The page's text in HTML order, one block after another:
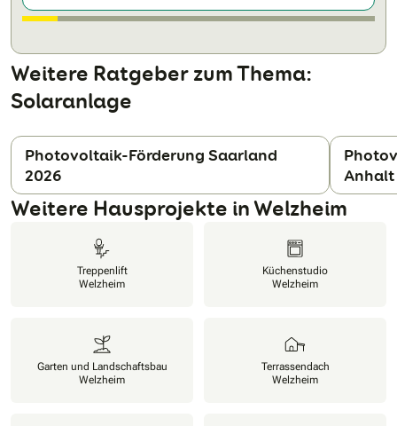
Weitere Ratgeber zum Thema:
Solaranlage
Photovoltaik-Förderung Saarland
2026
Anhalt
Weitere Hausprojekte in Welzheim
Treppenlift
Welzheim
Küchenstudio
Welzheim
Garten und Landschaftsbau
Welzheim
Terrassendach
Welzheim